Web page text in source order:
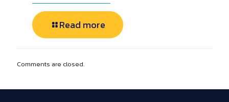
Read more
Comments are closed.